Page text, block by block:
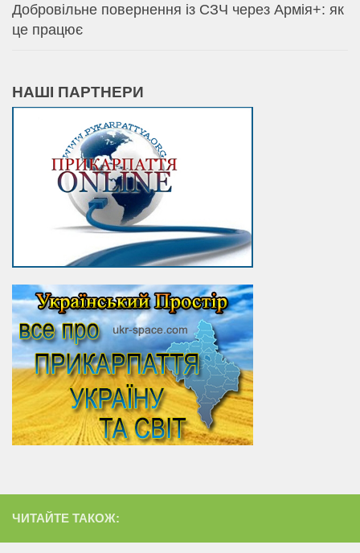
Добровільне повернення із СЗЧ через Армія+: як
це працює
НАШІ ПАРТНЕРИ
ЧИТАЙТЕ ТАКОЖ: